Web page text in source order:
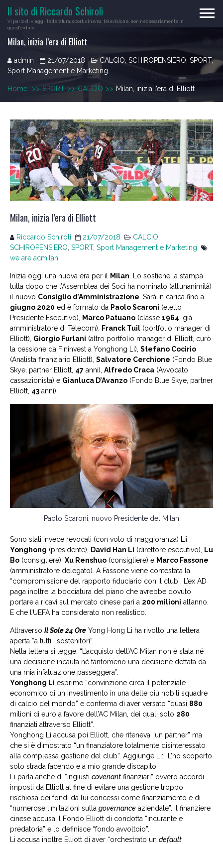
content
Il sito di Riccardo Schiroli
Vi parlo di viaggi, letteratura, sport, cinema, televisione…non necessariamente in
quest'ordine
Milan, inizia l’era di Elliott
admin 21/07/2018 CALCIO SCHIROPENSIERO SPORT,
Sport Management e Marketing
Home >> SPORT >> CALCIO >> Milan, inizia l’era di Elliott
Milan, inizia l’era di Elliott
Riccardo Schiroli 21/07/2018 CALCIO
SCHIROPENSIERO SPORT, Sport Management e Marketing
we are acmilan
Inizia oggi una nuova era per il Milan . Lo sostiene la stampa
tutta dopo che l’Assemblea dei Soci ha nominato (all’unanimità)
il nuovo Consiglio d’Amministrazione . Sarà in carica fino a
giugno 2020 ed è formato da Paolo Scaroni (eletto
Presidente Esecutivo), Marco Patuano (classe 1964 , già
amministratore di Telecom), Franck Tuil (portfolio manager di
Elliott), Giorgio Furlani (altro portfolio manager di Elliott, curò
la cessione da Fininvest a Yonghong Li), Stefano Cocirio
(Analista finanziario Elliott), Salvatore Cerchione (Fondo Blue
Skye, partner Elliott, 47 anni), Alfredo Craca (Avvocato
cassazionista) e Gianluca D’Avanzo (Fondo Blue Skye, partner
Elliott, 43 anni).
Paolo Scaroni, nuovo Presidente del Milan
Sono stati invece revocati (con voto di maggioranza) Li
Yonghong (presidente), David Han Li (direttore esecutivo),
Lu
Bo (consigliere), Xu Renshuo (consigliere) e Marco Fassone
(amministratore delegato). A Fassone viene contestata la
“compromissione del rapporto fiduciario con il club”. L’ex AD
paga inoltre la bocciatura del piano che avrebbe dovuto
portare a ricavi sul mercato cinese pari a 200 milioni all’anno.
E che l’UEFA ha considerato non realistico.
Attraverso Il Sole 24 Ore Yong Hong Li ha rivolto una lettera
aperta “a tutti i sostenitori”.
Nella lettera si legge: “L’acquisto dell’AC Milan non è stata né
una decisione incauta né tantomeno una decisione dettata da
una mia infatuazione passeggera”.
Yonghong Li esprime “convinzione circa il potenziale
economico di un investimento in una delle più nobili squadre
di calcio del mondo” e conferma di aver versato “quasi 880
milioni di euro a favore dell’AC Milan, dei quali solo 280
finanziati attraverso Elliott”.
Yonghong Li accusa poi Elliott, che riteneva “un partner” ma
che si è dimostrato “un finanziatore totalmente disinteressato
alla complessa gestione del club”. Aggiunge Li: “L’ho scoperto
solo strada facendo e a mio grande discapito”.
Li parla anche di “ingiusti covenant finanziari” ovvero accordi
imposti da Elliott al fine di evitare una gestione troppo
rischiosa dei fondi da lui concessi come finanziamento e di
“numerose limitazioni sulla governance aziendale”. Il finanziere
cinese accusa il Fondo Elliott di condotta “incurante e
predatoria” e lo definisce “fondo avvoltoio”.
Li accusa inoltre Elliott di aver “orchestrato un default